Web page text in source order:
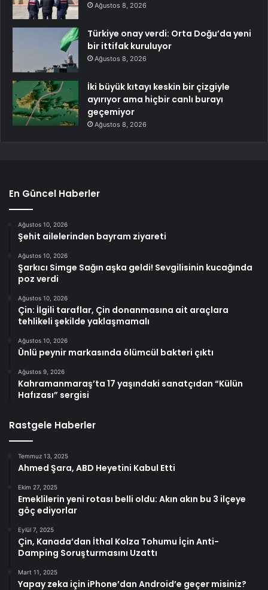
Ağustos 8, 2026
Türkiye onay verdi: Orta Doğu’da yeni
bir ittifak kuruluyor
Ağustos 8, 2026
İki büyük kıtayı keskin bir çizgiyle
ayırıyor ama hiçbir canlı burayı
geçemiyor
Ağustos 8, 2026
En Güncel Haberler
Ağustos 10, 2026
Şehit ailelerinden bayram ziyareti
Ağustos 10, 2026
Şarkıcı Simge Sağın aşka geldi! Sevgilisinin kucağında
poz verdi
Ağustos 10, 2026
Çin: İlgili taraflar, Çin donanmasına ait araçlara
tehlikeli şekilde yaklaşmamalı
Ağustos 10, 2026
Ünlü peynir markasında ölümcül bakteri çıktı
Ağustos 9, 2026
Kahramanmaraş’ta 17 yaşındaki sanatçıdan “Külün
Hafızası” sergisi
Rastgele Haberler
Temmuz 13, 2025
Ahmed Şara, ABD Heyetini Kabul Etti
Ekim 27, 2025
Emeklilerin yeni rotası belli oldu: Akın akın bu 3 ilçeye
göç ediyorlar
Eylül 7, 2025
Çin, Kanada’dan İthal Kolza Tohumu İçin Anti-
Damping Soruşturmasını Uzattı
Mart 11, 2025
Yapay zeka için iPhone’dan Android’e geçer misiniz?